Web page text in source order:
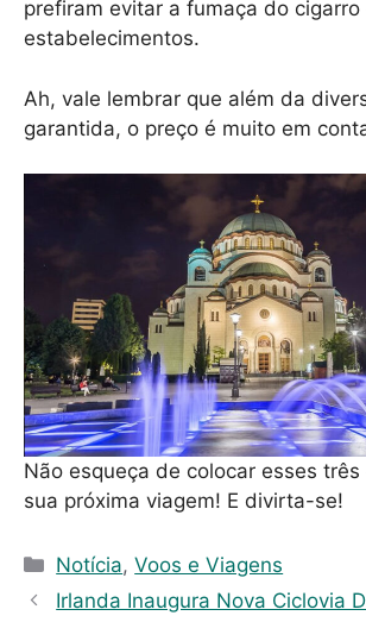
prefiram evitar a fumaça do
estabelecimentos.
Ah, vale lembrar que além da
garantida, o preço é muito em
Não esqueça de colocar esses
sua próxima viagem! E divirta-se!
C
a
Notícia,Voos e Viagens
Irlanda Inaugura Nova Ciclovia